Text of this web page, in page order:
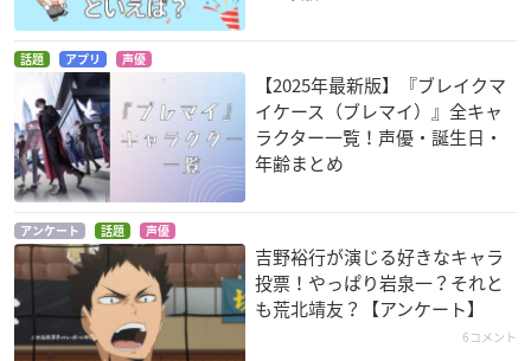
神さまのいない日曜
日
ヒコーツ
革命機ヴァルヴレイ
霊屋ユウスケ
ョーカー編
小茂井シンゴ
話題 アプリ 声優
【2025年最新版】『ブレイクマ
イケース（ブレマイ）』全キャ
ラクター一覧！声優・誕生日・
年齢まとめ
アンケート 話題 声優
吉野裕行が演じる好きなキャラ
投票！やっぱり岩泉一？それと
も荒北靖友？【アンケート】
6コメント